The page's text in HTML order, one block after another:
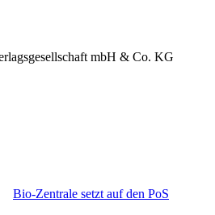
mbH & Co. KG
Bio-Zentrale setzt auf den PoS